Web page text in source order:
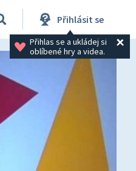
Přihlásit se
Přihlas se a ukládej si
oblíbené hry a videa.